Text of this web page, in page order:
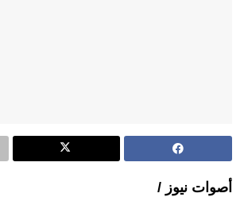
أصوات نيوز /